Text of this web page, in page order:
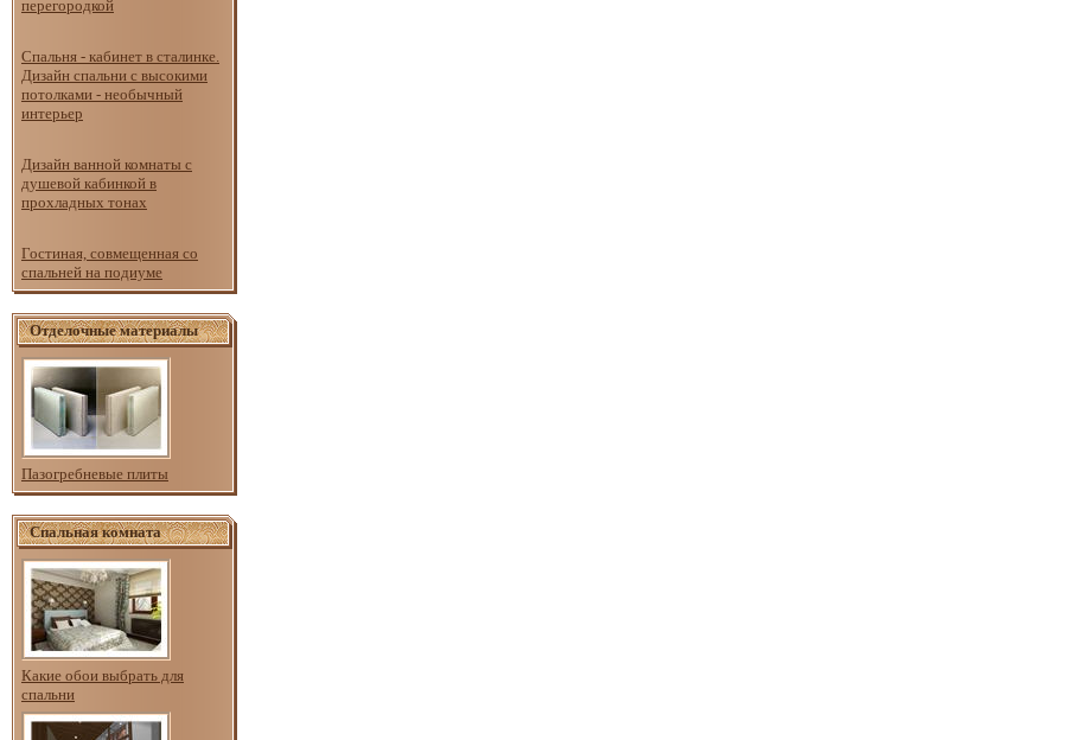
перегородкой
Спальня - кабинет в сталинке.
Дизайн спальни с высокими
потолками - необычный
интерьер
Дизайн ванной комнаты с
душевой кабинкой в
прохладных тонах
Гостиная, совмещенная со
спальней на подиуме
Отделочные материалы
Пазогребневые плиты
Спальная комната
Какие обои выбрать для
спальни